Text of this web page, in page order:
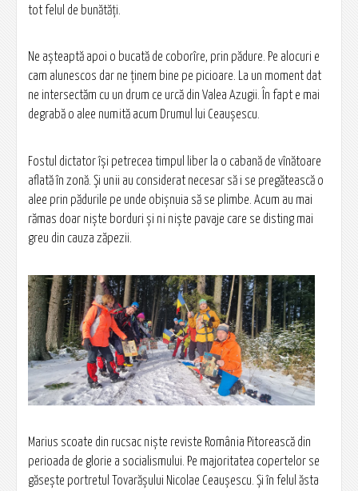
tot felul de bunătăți.
Ne așteaptă apoi o bucată de coborîre, prin pădure. Pe alocuri e
cam alunescos dar ne ținem bine pe picioare. La un moment dat
ne intersectăm cu un drum ce urcă din Valea Azugii. În fapt e mai
degrabă o alee numită acum Drumul lui Ceaușescu.
Fostul dictator își petrecea timpul liber la o cabană de vînătoare
aflată în zonă. Și unii au considerat necesar să i se pregătească o
alee prin pădurile pe unde obișnuia să se plimbe. Acum au mai
rămas doar niște borduri și ni niște pavaje care se disting mai
greu din cauza zăpezii.
Marius scoate din rucsac niște reviste România Pitorească din
perioada de glorie a socialismului. Pe majoritatea copertelor se
găsește portretul Tovarășului Nicolae Ceaușescu. Și în felul ăsta